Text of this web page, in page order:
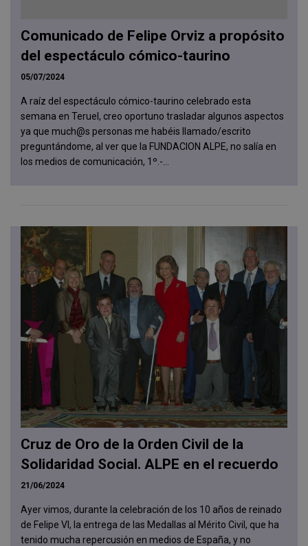
Comunicado de Felipe Orviz a propósito
del espectáculo cómico-taurino
05/07/2024
A raíz del espectáculo cómico-taurino celebrado esta
semana en Teruel, creo oportuno trasladar algunos aspectos
ya que much@s personas me habéis llamado/escrito
preguntándome, al ver que la FUNDACION ALPE, no salía en
los medios de comunicación, 1º.-...
Cruz de Oro de la Orden Civil de la
Solidaridad Social. ALPE en el recuerdo
21/06/2024
Ayer vimos, durante la celebración de los 10 años de reinado
de Felipe VI, la entrega de las Medallas al Mérito Civil, que ha
tenido mucha repercusión en medios de España, y no